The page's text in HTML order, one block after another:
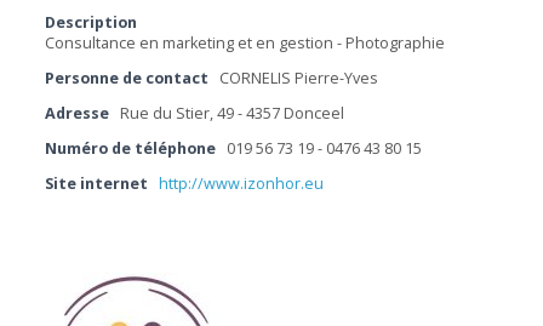
Description
Consultance en marketing et en gestion - Photographie
Personne de contact
CORNELIS Pierre-Yves
Adresse Rue du Stier, 49 - 4357 Donceel
Numéro de téléphone 019 56 73 19 - 0476 43 80 15
Site internet http://www.izonhor.eu